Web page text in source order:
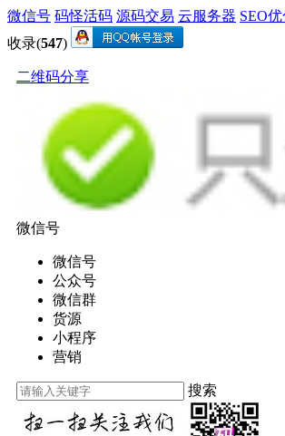
微信号 码怪活码 源码交易 云服务器 SEO
收录(547)
二维码分享
微信号
微信号
公众号
微信群
货源
小程序
营销
搜索